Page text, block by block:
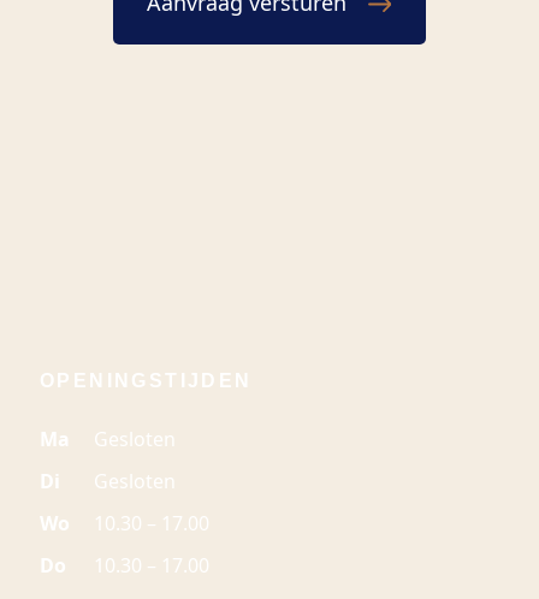
OPENINGSTIJDEN
Ma
Gesloten
Di
Gesloten
Wo
10.30 – 17.00
Do
10.30 – 17.00